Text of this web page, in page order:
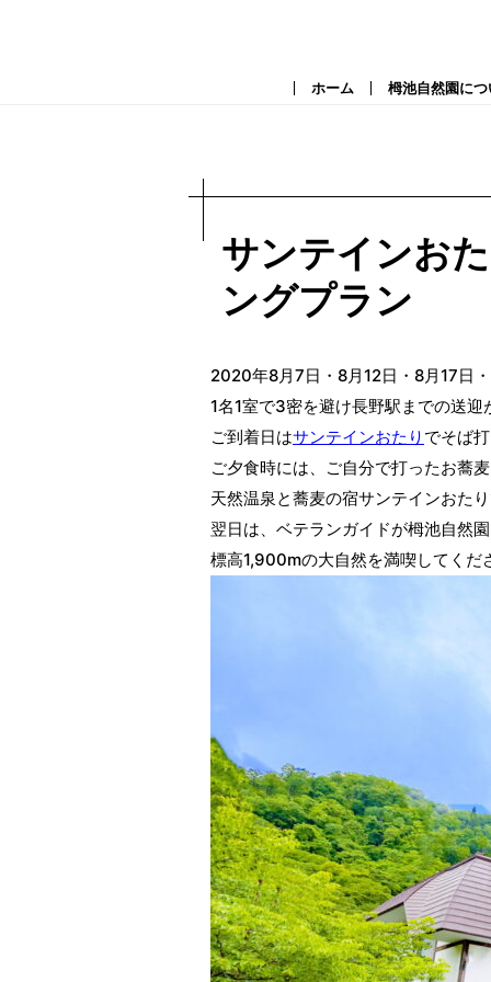
ホーム 栂池自然園につ
サンテインお
ングプラン
2020年8月7日・8月12日・8月17日
1名1室で3密を避け長野駅までの送
ご到着日はサンテインおたり でそば
ご夕食時には、ご自分で打ったお蕎
天然温泉と蕎麦の宿サンテインおた
翌日は、ベテランガイドが栂池自然
標高1,900mの大自然を満喫してくだ